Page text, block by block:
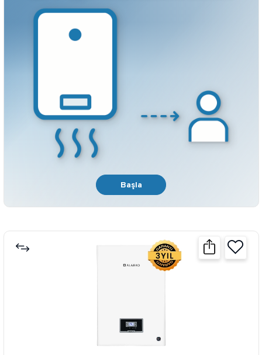
Başla